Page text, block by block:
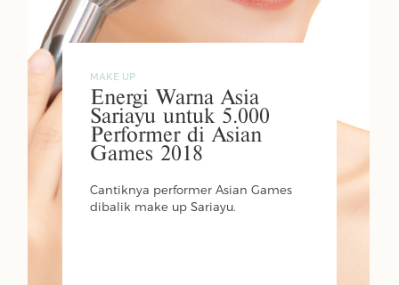
MAKE UP
Energi Warna Asia
Sariayu untuk 5.000
Performer di Asian
Games 2018
Cantiknya performer Asian Games
dibalik make up Sariayu.